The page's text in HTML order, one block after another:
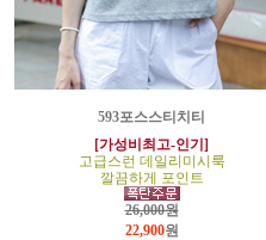
593포스스티치티
[가성비최고-인기]
고급스런 데일리미시룩
깔끔하게 포인트
26,000원
22,900원